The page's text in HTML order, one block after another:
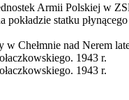
Armii Polskiej w
statku
Chełmnie nad Nerem
1943 r.
1943 r.